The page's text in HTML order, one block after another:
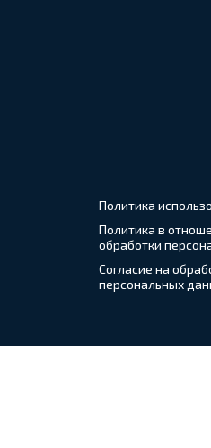
Политика
Политика в
обработки
Согласие на
персональных